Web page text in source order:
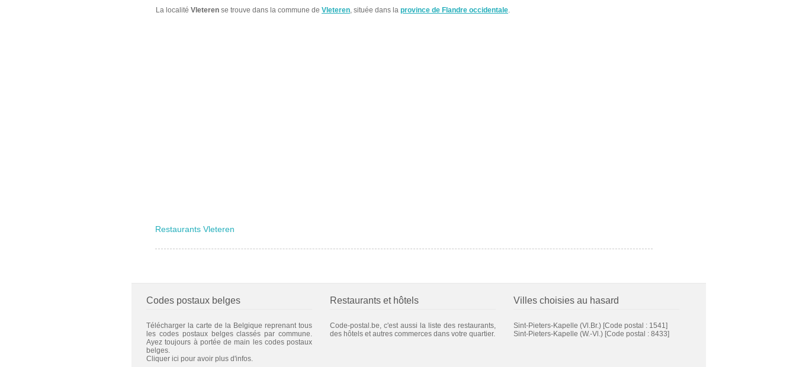
La localité Vleteren se trouve dans la commune de Vleteren, située dans la province de Flandre occidentale.
Restaurants Vleteren
Codes postaux belges
Télécharger la carte de la Belgique reprenant tous
les codes postaux belges classés par commune.
Ayez toujours à portée de main les codes postaux
belges.
Cliquer ici pour avoir plus d'infos.
Restaurants et hôtels
Code-postal.be, c'est aussi la liste des restaurants,
des hôtels et autres commerces dans votre quartier.
Villes choisies au hasard
Sint-Pieters-Kapelle (Vl.Br.) [Code postal : 1541]
Sint-Pieters-Kapelle (W.-Vl.) [Code postal : 8433]